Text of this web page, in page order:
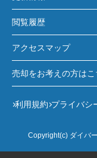
閲覧履歴
アクセスマップ
売却をお考えの方はこ
利用規約 プライバシ
Copyright(c) ダイバ